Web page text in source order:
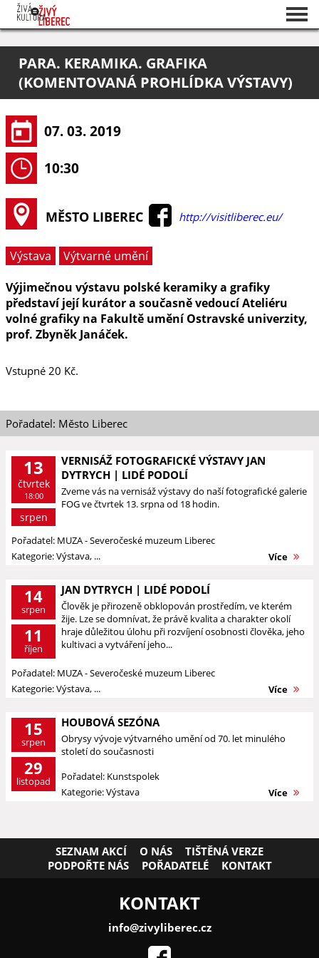
O projektu
Pořadatelé
PARA. KERAMIKA. GRAFIKA
(KOMENTOVANÁ PROHLÍDKA VÝSTAVY)
07. 03. 2019
10:30
MĚSTO LIBEREC http://visitliberec.eu/
Výstava
Výtvarné umění
Výjimečnou výstavu polské keramiky a grafiky
představí její kurátor a současně vedoucí Ateliéru
volné grafiky na Fakultě umění Ostravské univerzity,
prof. Zbyněk Janáček.
Vstupné 20 Kč.
Pořadatel: Město Liberec
13
čtvrtek
18:00
srpen
VERNISÁŽ FOTOGRAFICKÉ VÝSTAVY JAN
DYTRYCH | LIDÉ PODOLÍ
Zveme vás na vernisáž výstavy do naší fotografické galerie
FOG ve čtvrtek 13. srpna od 18 hodin.
Pořadatel: MUZA - Severočeské muzeum Liberec
Kategorie: Výstava, ...
Více
14
srpen
11
říjen
JAN DYTRYCH | LIDÉ PODOLÍ
Člověk je přirozeně obklopován prostředím, ve kterém
žije. Lze se domnívat, že právě kvalita a charakter okolí
hraje důležitou úlohu při rozvíjení osobnosti člověka, jeho
kultivaci a vytváření jeho...
Pořadatel: MUZA - Severočeské muzeum Liberec
Kategorie: Výstava, ...
Více
15
srpen
29
listopad
HOUBOVÁ SEZÓNA
Obrysy vývoje výtvarného umění od 70. let minulého
století do současnosti
Pořadatel: Kunstspolek
Kategorie: Výstava
Více
SEZNAM AKCÍ O NÁS
TIŠTĚNÁ VERZE
PODPOŘTE NÁS
POŘADATELÉ KONTAKT
KONTAKT
info@zivyliberec.cz